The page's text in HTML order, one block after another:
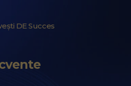
DE Succes